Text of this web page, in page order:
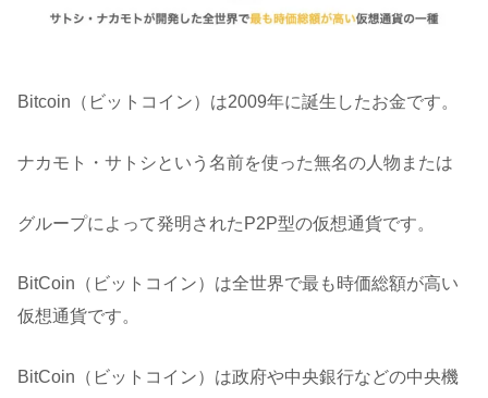
Bitcoin（ビットコイン）は2009年に誕生したお金です。
ナカモト・サトシという名前を使った無名の人物または
グループによって発明されたP2P型の仮想通貨です。
BitCoin（ビットコイン）は全世界で最も時価総額が高い
仮想通貨です。
BitCoin（ビットコイン）は政府や中央銀行などの中央機